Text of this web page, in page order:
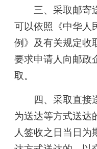
三、采取邮寄
可以依照《中华人
例》及有关规定收
要求申请人向邮政
取。
四、采取直接
为送达等方式送达
人签收之日当日为